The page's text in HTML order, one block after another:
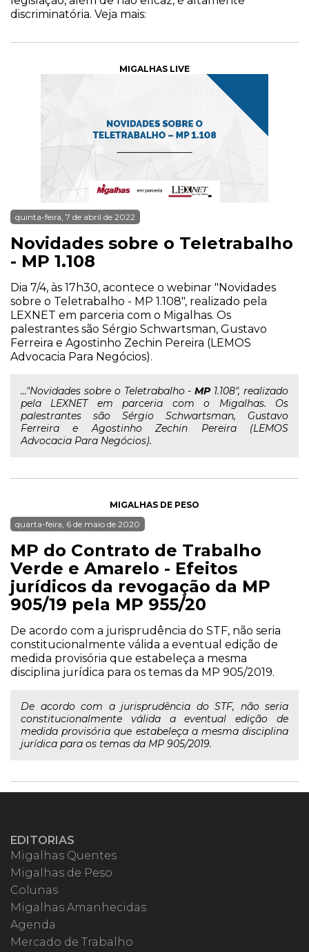
discriminatória. Veja mais:
MIGALHAS LIVE
quinta-feira, 7 de abril de 2022
Novidades sobre o Teletrabalho
- MP 1.108
Dia 7/4, às 17h30, acontece o webinar "Novidades
sobre o Teletrabalho - MP 1.108", realizado pela
LEXNET em parceria com o Migalhas. Os
palestrantes são Sérgio Schwartsman, Gustavo
Ferreira e Agostinho Zechin Pereira (LEMOS
Advocacia Para Negócios).
..."Novidades sobre o Teletrabalho -MP 1.108", realizado
pela LEXNET em parceria com o Migalhas. Os
palestrantes são Sérgio Schwartsman, Gustavo
Ferreira e Agostinho Zechin Pereira (LEMOS
Advocacia Para Negócios).
MIGALHAS DE PESO
quarta-feira, 6 de maio de 2020
MP do Contrato de Trabalho
Verde e Amarelo - Efeitos
jurídicos da revogação da MP
905/19 pela MP 955/20
De acordo com a jurisprudência do STF, não seria
constitucionalmente válida a eventual edição de
medida provisória que estabeleça a mesma
disciplina jurídica para os temas da MP 905/2019.
De acordo com a jurisprudência do STF, não seria
constitucionalmente válida a eventual edição de
medida provisória que estabeleça a mesma disciplina
jurídica para os temas da MP 905/2019.
EDITORIAS
Migalhas Quentes
Migalhas de Peso
Colunas
Migalhas Amanhecidas
Agenda
Mercado de Trabalho